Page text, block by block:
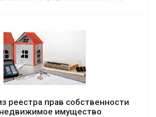
реестра прав собственности
имущество